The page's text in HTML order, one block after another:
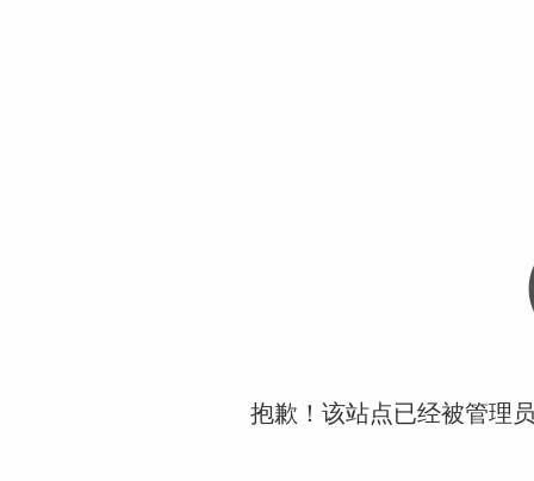
抱歉！该站点已经被管理